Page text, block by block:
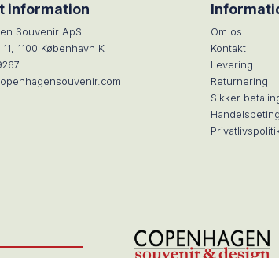
information
Souvenir ApS
1100 København K
Om os
Kontakt
Levering
Returnering
Sikker